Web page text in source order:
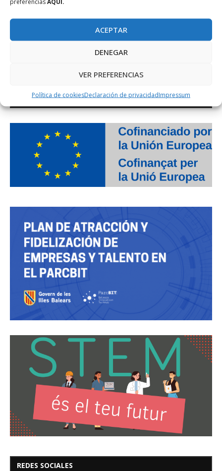
ACEPTAR
DENEGAR
VER PREFERENCIAS
Política de cookiesDeclaración de privacidadImpressum
PROJECTE COFINANÇAT PEL FONS SOCIAL EUROPEU
REDES SOCIALES